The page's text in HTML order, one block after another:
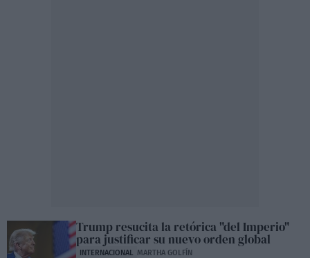
Trump resucita la retórica "del Imperio"
para justificar su nuevo orden global
INTERNACIONAL MARTHA GOLFÍN